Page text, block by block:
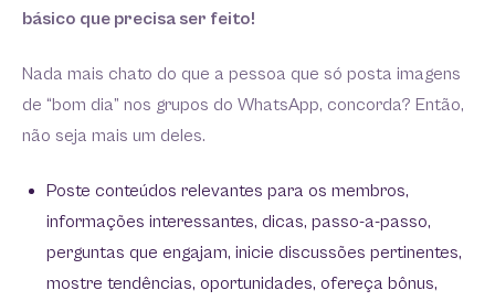
básico que precisa ser feito!
Nada mais chato do que a pessoa que só posta imagens
de “bom dia” nos grupos do WhatsApp, concorda? Então,
não seja mais um deles.
Poste conteúdos relevantes para os membros,
informações interessantes, dicas, passo-a-passo,
perguntas que engajam, inicie discussões pertinentes,
mostre tendências, oportunidades, ofereça bônus,